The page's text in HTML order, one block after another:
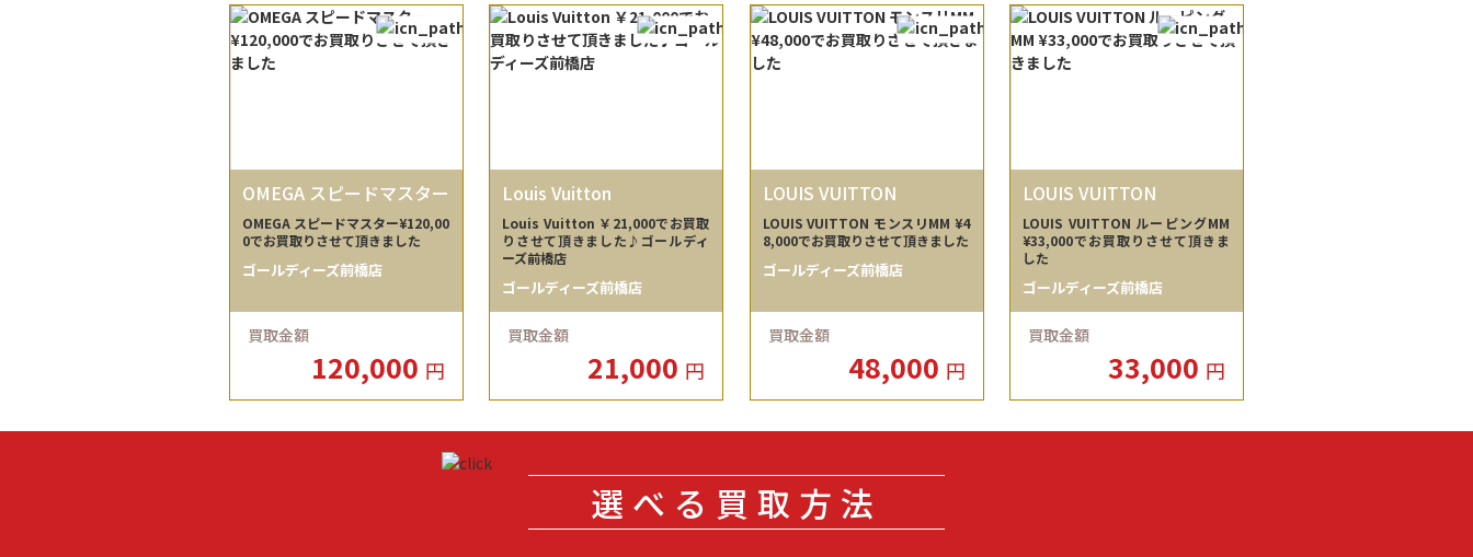
OMEGA スピードマスター
OMEGA スピードマスター¥120,00
0でお買取りさせて頂きました
ゴールディーズ前橋店
買取金額
120,000 円
Louis Vuitton
Louis Vuitton ￥21,000でお買取
りさせて頂きました♪ゴールディ
ーズ前橋店
ゴールディーズ前橋店
買取金額
21,000 円
LOUIS VUITTON
LOUIS VUITTON モンスリMM ¥4
8,000でお買取りさせて頂きました
ゴールディーズ前橋店
買取金額
48,000 円
LOUIS VUITTON
LOUIS VUITTON ルーピングMM
¥33,000でお買取りさせて頂きま
した
ゴールディーズ前橋店
買取金額
33,000 円
選べる買取方法